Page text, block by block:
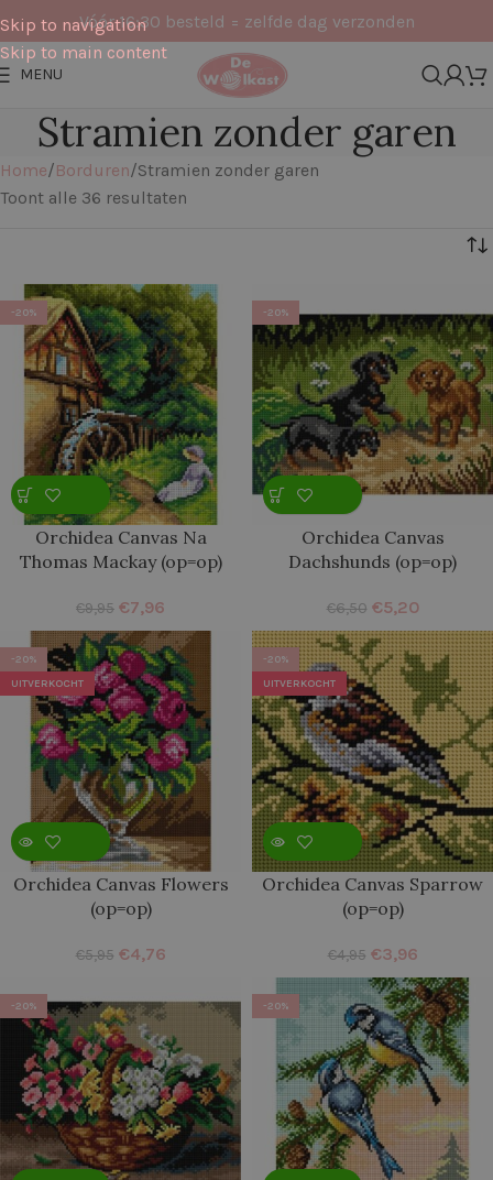
Skip to navigation
Skip to main content
Vóór 16:30 besteld = zelfde dag verzonden
MENU
Stramien zonder garen
Home Borduren Stramien zonder garen
Toont alle 36 resultaten
-20%
Orchidea Canvas Na
Thomas Mackay (op=op)
€9,95 €7,96
-20%
Orchidea Canvas
Dachshunds (op=op)
€6,50 €5,20
-20%
UITVERKOCHT
Orchidea Canvas Flowers
(op=op)
€5,95 €4,76
-20%
UITVERKOCHT
Orchidea Canvas Sparrow
(op=op)
€4,95 €3,96
-20% -20%